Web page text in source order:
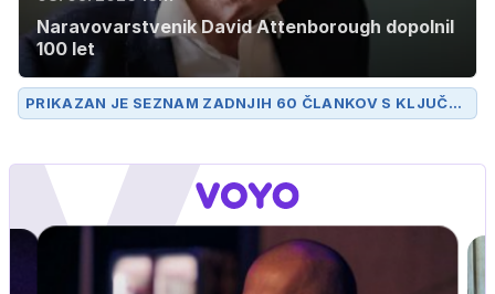
Naravovarstvenik David Attenborough dopolnil
100 let
PRIKAZAN JE SEZNAM ZADNJIH 60 ČLANKOV S KLJUČN
O BESEDOPODNEBNE SPREMEMBE.